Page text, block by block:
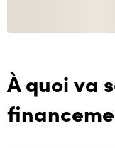
À quoi va